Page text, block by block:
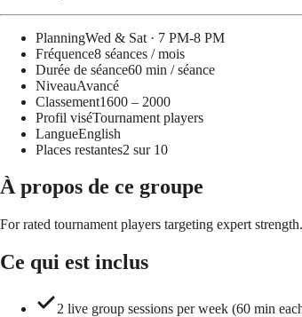
PlanningWed & Sat · 7 PM-8 PM
Fréquence8 séances / mois
Durée de séance60 min / séance
NiveauAvancé
Classement1600 – 2000
Profil viséTournament players
LangueEnglish
Places restantes2 sur 10
À propos de ce groupe
For rated tournament players targeting expert
Ce qui est inclus
2 live group sessions per week (60 min